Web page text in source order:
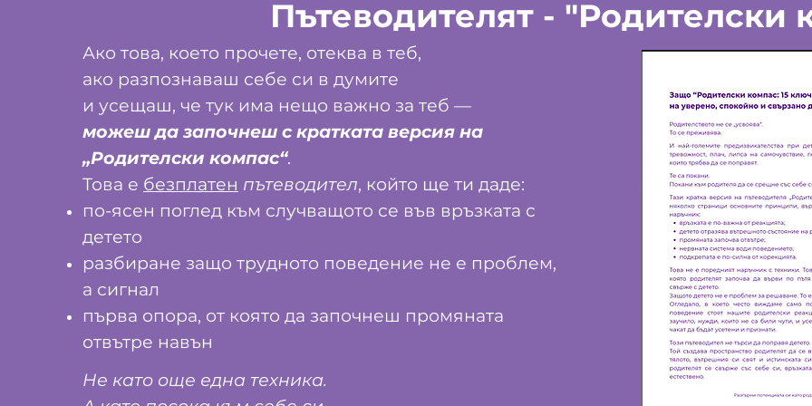
Ако това, което прочете, отеква в теб,
ако разпознаваш себе си в думите
и усещаш, че тук има нещо важно за теб —
можеш да започнеш с кратката версия на
„Родителски компас“.
Това е безплатен пътеводител, който ще ти даде:
по-ясен поглед към случващото се във връзката с
детето
разбиране защо трудното поведение не е проблем,
а сигнал
първа опора, от която да започнеш промяната
отвътре навън
Не като още една техника.
Пътеводителят - "Родителски